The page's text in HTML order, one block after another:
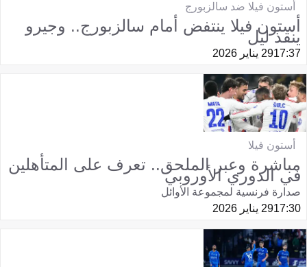
أستون فيلا ضد سالزبورج
أستون فيلا ينتفض أمام سالزبورج.. وجيرو
ينقذ ليل
17:3729 يناير 2026
أستون فيلا
مباشرة وعبر الملحق.. تعرف على المتأهلين
في الدوري الأوروبي
صدارة فرنسية لمجموعة الأوائل
17:3029 يناير 2026